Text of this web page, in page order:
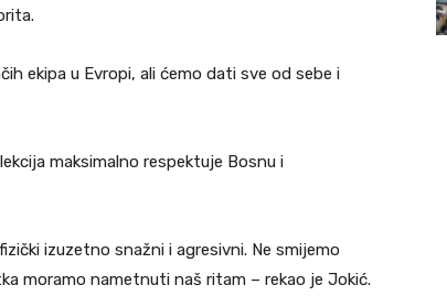
ekipa u Evropi, ali ćemo dati sve od sebe i
maksimalno respektuje Bosnu i
izuzetno snažni i agresivni. Ne smijemo
moramo nametnuti naš ritam – rekao je Jokić.